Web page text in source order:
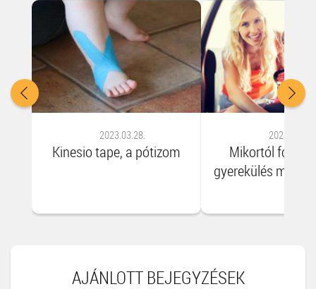
2023.03.28.
Kinesio tape, a pótizom
2023.03.28.
Mikortól
gyerekülés
AJÁNLOTT BEJEGYZÉSEK